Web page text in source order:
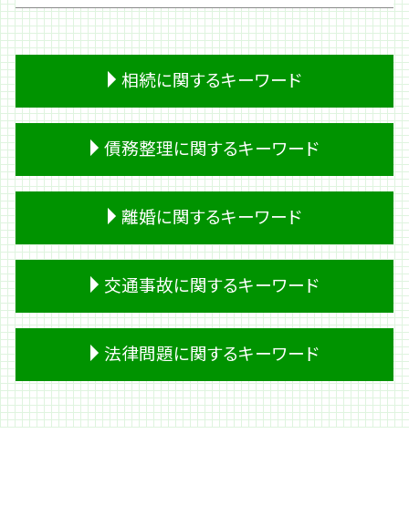
相続に関するキーワード
遺留分 割合
相続 順位
遺産分割 調停
遺産 税金
相続 土地
熟慮期間 伸長
預金 相続
生前贈与
成年後見制度 デメリット
遺留分侵害額請求
債務整理に関するキーワード
民事再生 管財人
パチンコ 借金
過払い金請求 条件
過払い金請求 デメリット
キャッシング ブラック
個人再生 費用
個人再生 流れ
破産 流れ
離婚に関するキーワード
離婚 裁判費用
離婚 モラハラ
離婚 公正証書
面会交流 調停
家庭裁判所 離婚
離婚 裁判 期間
交通事故に関するキーワード
後遺障害 申請
事故 賠償金
交通事故 入院 慰謝料
交通事故 死亡
法律問題に関するキーワード
明渡しとは 法律
家事事件 法律事務所